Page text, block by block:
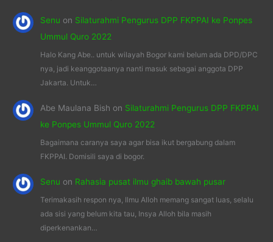
Senu on Silaturahmi Pengurus DPP FKPPAI ke Ponpes
Ummul Quro 2022
Halo Kang Abe.. untuk wilayah Bogor kami belum ada DPD/DPC
nya, jadi keanggotaanya nanti masuk sebagai anggota DPP
Jakarta. Untuk…
Abe Maulana Bish on Silaturahmi Pengurus DPP FKPPAI
ke Ponpes Ummul Quro 2022
Bagaimana caranya saya agar bisa ikut bergabung dalam
FKPPAI. Domisili saya di bogor.
Senu on Rahasia pusat ilmu ghaib bawah pusar
Terimakasih respon nya, Ilmu Alloh memang sangat luas, selalu
ada sisi yang belum kita tau, Insya Alloh bila masih
diperkenankan…